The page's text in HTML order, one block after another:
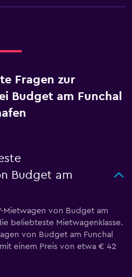
Fragen zur
Budget am Funchal
Budget am
Mietwagen von Budget am
beliebteste Mietwagenklasse.
von Budget am Funchal
einem Preis von etwa € 42